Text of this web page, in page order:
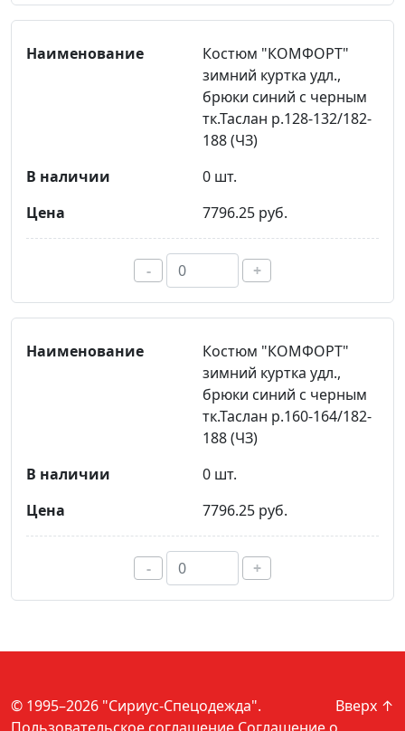
Костюм "КОМФОРТ"
зимний куртка удл.,
брюки синий с черным
тк.Таслан р.128-132/182-
188 (ЧЗ)
0 шт.
7796.25 руб.
- +
Костюм "КОМФОРТ"
зимний куртка удл.,
брюки синий с черным
тк.Таслан р.160-164/182-
188 (ЧЗ)
0 шт.
7796.25 руб.
- +
Вверх ↑
© 1995–2026 "Сириус-Спецодежда".